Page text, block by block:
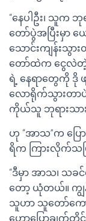
“နေပါဦး၊ သူက
တော်ပွဲအပြီးမှာ
သောင်းကျန်းသွာ
တော်ထဲက ငွေလဲတဲ့သူ
ရဲ့ နေရာတွေကို ဒို
လောရိုက်သွားတာ
ကိုယ်သူ ဘုရားသား
ဟု “အာသ”က ပြ
ရိက ကြားလိုက်သဖ
“ဒီမှာ အာသ၊ သ
တော့ ယုံတယ်။ ကျွန်
သူဟာ သူတော်ကော
ဟောပြောချက်တို